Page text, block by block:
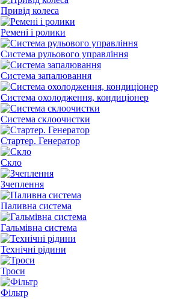
Привід колеса
Ремені і ролики
Система рульового управління
Система запалювання
Система охолодження, кондиціонер
Система склоочистки
Стартер. Генератор
Скло
Зчеплення
Паливна система
Гальмівна система
Технічні рідини
Троси
Фільтр